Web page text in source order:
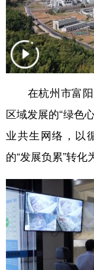
法律
食品
学术中国
彩票
公益
文化产业
地方频道
北京
辽宁
在杭州市富阳
区域发展的“绿色
业共生网络，以
的“发展负累”转化